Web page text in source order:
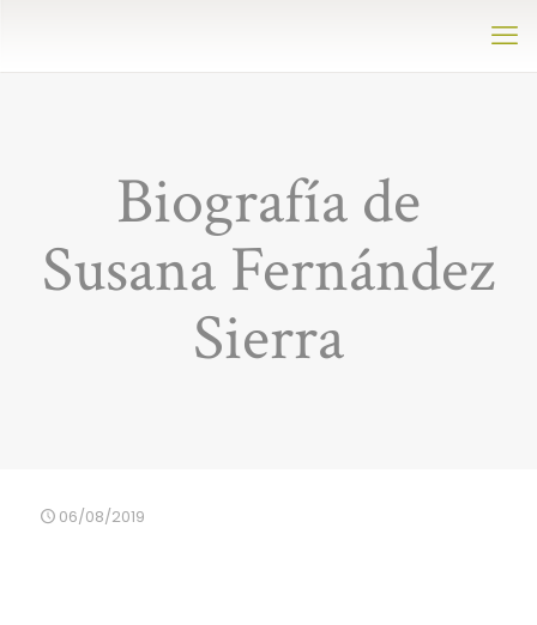
Biografía de
Susana Fernández
Sierra
06/08/2019